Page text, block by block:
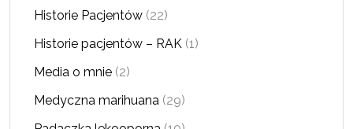
Historie Pacjentów (22)
Historie pacjentów – RAK (1)
Media o mnie (2)
Medyczna marihuana (29)